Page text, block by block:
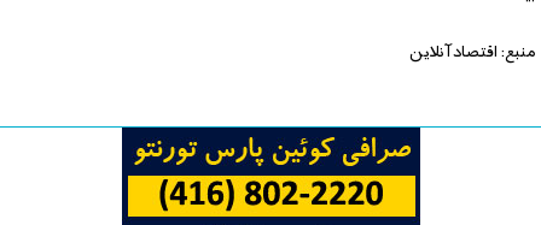
منبع: اقتصادآنلاین